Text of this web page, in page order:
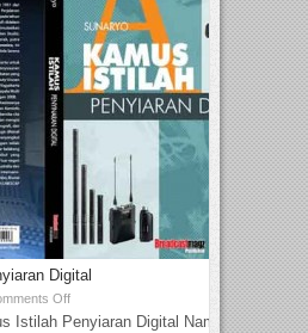
Digital
Off
Istilah Penyiaran Digital Nama